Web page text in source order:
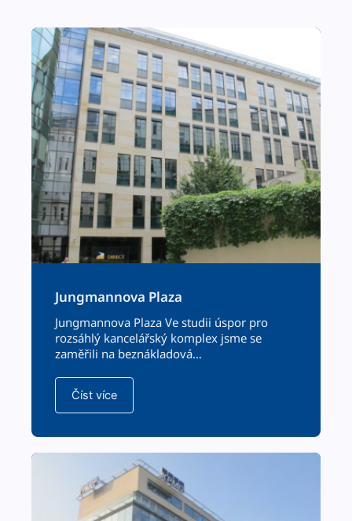
Jung­man­no­va Plaza
Jung­man­no­va Plaza Ve studii úspor pro
rozsáh­lý kancelářský kom­plex jsme se
zaměřili na beznákladová…
Číst více